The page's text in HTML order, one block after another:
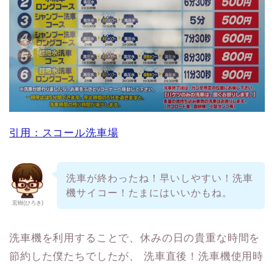
引用：スコール洗車場
宏樹(ひろき)
洗車が終わったね！早いしやすい！洗車
機サイコー！たまにはいいかもね。
洗車機を利用することで、休みの日の貴重な時間を
節約した僕たちでしたが、 洗車直後！洗車機使用時